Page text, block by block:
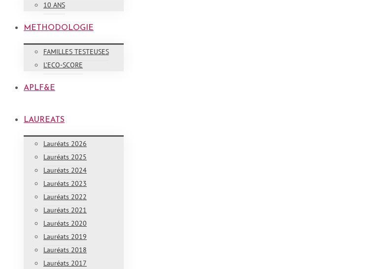
10 ANS
METHODOLOGIE
FAMILLES TESTEUSES
L’ECO-SCORE
APLF&E
LAUREATS
Lauréats 2026
Lauréats 2025
Lauréats 2024
Lauréats 2023
Lauréats 2022
Lauréats 2021
Lauréats 2020
Lauréats 2019
Lauréats 2018
Lauréats 2017